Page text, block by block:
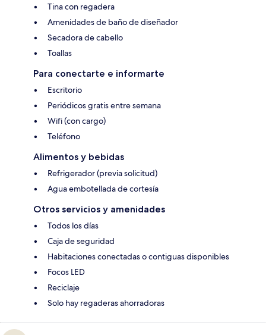
Tina con regadera
Amenidades de baño de diseñador
Secadora de cabello
Toallas
Para conectarte e informarte
Escritorio
Periódicos gratis entre semana
Wifi (con cargo)
Teléfono
Alimentos y bebidas
Refrigerador (previa solicitud)
Agua embotellada de cortesía
Otros servicios y amenidades
Todos los días
Caja de seguridad
Habitaciones conectadas o contiguas disponibles
Focos LED
Reciclaje
Solo hay regaderas ahorradoras